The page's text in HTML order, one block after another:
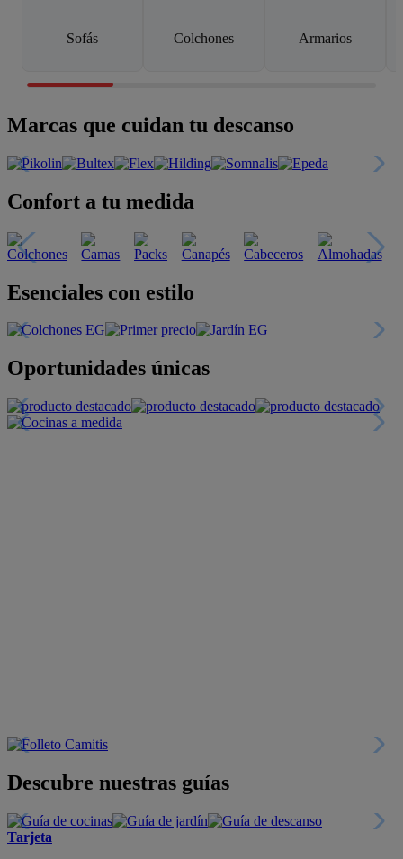
Sofás Colchones Armarios
Marcas que cuidan tu descanso
Confort a tu medida
Esenciales con estilo
Oportunidades únicas
Descubre nuestras guías
Tarjeta